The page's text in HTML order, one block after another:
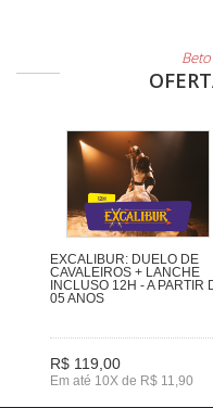
EXCALIBUR: DUELO DE
CAVALEIROS + LANCHE
INCLUSO 12H - A PARTIR
05 ANOS
R$ 119,00
Em até 10X de R$ 11,90